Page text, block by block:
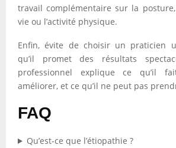
travail complémentaire sur la
vie ou l’activité physique.
Enfin, évite de choisir un praticien
qu’il promet des résultats
professionnel explique ce qu’il
améliorer, et ce qu’il ne peut pas
FAQ
Qu’est-ce que l’étiopathie ?